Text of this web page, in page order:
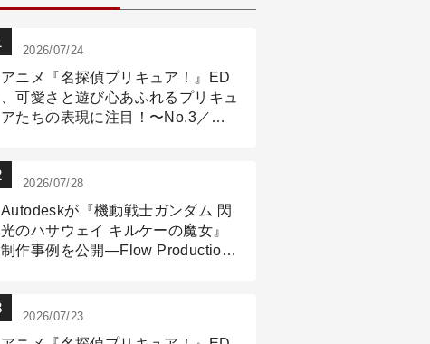
2026/07/24
アニメ『名探偵プリキュア！』ED
、可愛さと遊び心あふれるプリキュ
アたちの表現に注目！〜No.3／ア
2026/07/28
Autodeskが『機動戦士ガンダム 閃
光のハサウェイ キルケーの魔女』
制作事例を公開―Flow Production
2026/07/23